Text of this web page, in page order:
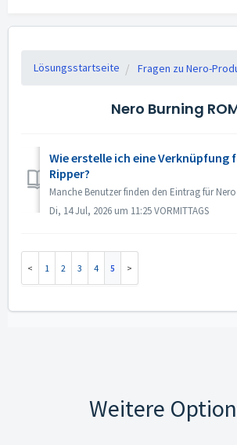
Lösungsstartseite Fragen zu Nero-
Nero Burning
Wie erstelle ich eine Verknüpfung
Ripper?
Di, 14 Jul, 2026 um 11:25 VORMITTAGS
1 2 3 4 5
Weitere